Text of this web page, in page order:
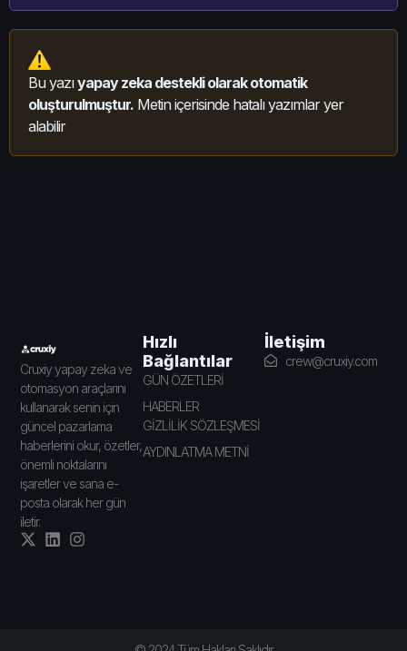
Bu yazıyapay zeka destekli olarak otomatik
oluşturulmuştur. Metin içerisinde hatalı yazımlar yer
alabilir
Cruxiy yapay zeka ve
otomasyon araçlarını
kullanarak senin için
güncel pazarlama
haberlerini okur, özetler,
önemli noktalarını
işaretler ve sana e-
posta olarak her gün
iletir.
Hızlı
Bağlantılar
GÜN ÖZETLERİ
HABERLER
GİZLİLİK SÖZLEŞMESİ
AYDINLATMA METNİ
İletişim
crew@cruxiy.com